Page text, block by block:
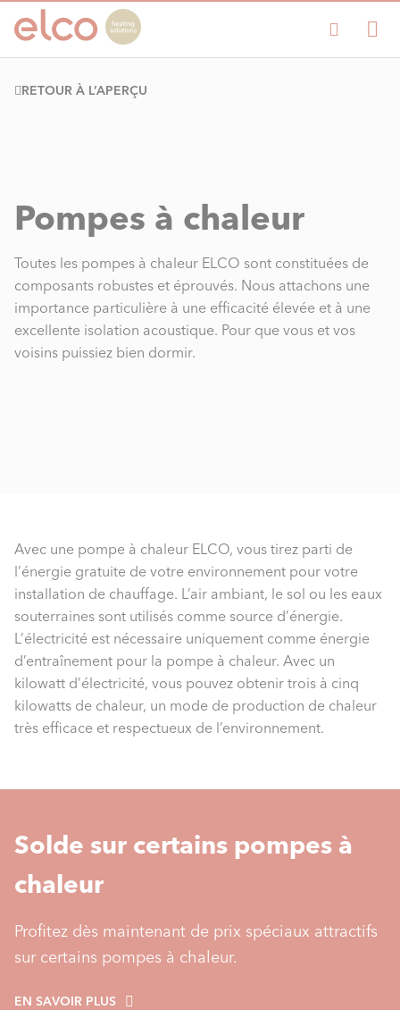
RETOUR À L’APERÇU
Pompes à chaleur
Toutes les pompes à chaleur ELCO sont constituées de
composants robustes et éprouvés. Nous attachons une
importance particulière à une efficacité élevée et à une
excellente isolation acoustique. Pour que vous et vos
voisins puissiez bien dormir.
Avec une pompe à chaleur ELCO, vous tirez parti de
l’énergie gratuite de votre environnement pour votre
installation de chauffage. L’air ambiant, le sol ou les eaux
souterraines sont utilisés comme source d’énergie.
L’électricité est nécessaire uniquement comme énergie
d’entraînement pour la pompe à chaleur. Avec un
kilowatt d’électricité, vous pouvez obtenir trois à cinq
kilowatts de chaleur, un mode de production de chaleur
très efficace et respectueux de l’environnement.
Solde sur certains pompes à
chaleur
Profitez dès maintenant de prix spéciaux attractifs
sur certains pompes à chaleur.
EN SAVOIR PLUS